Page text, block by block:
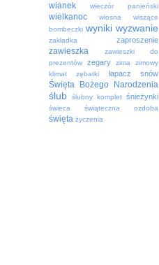
wianek wieczór panieński
wielkanoc wiosna
wiszące
bombeczki wyniki wyzwanie
zakładka zaproszenie
zawieszka
zawieszki do
prezentów
zegary zima
zimowy
klimat
zębatki łapacz snów
Święta Bożego Narodzenia
ślub ślubny komplet śnieżynki
świeca świąteczna ozdoba
święta życzenia